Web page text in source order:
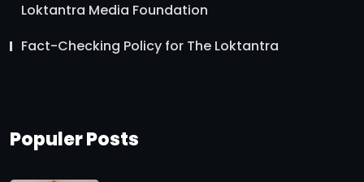
Loktantra Media Foundation
Fact-Checking Policy for The Loktantra
Populer Posts